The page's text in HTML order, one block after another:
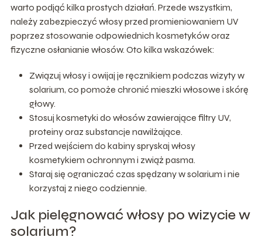
warto podjąć kilka prostych działań. Przede wszystkim,
należy zabezpieczyć włosy przed promieniowaniem UV
poprzez stosowanie odpowiednich kosmetyków oraz
fizyczne osłanianie włosów. Oto kilka wskazówek:
Związuj włosy i owijaj je ręcznikiem podczas wizyty w
solarium, co pomoże chronić mieszki włosowe i skórę
głowy.
Stosuj kosmetyki do włosów zawierające filtry UV,
proteiny oraz substancje nawilżające.
Przed wejściem do kabiny spryskaj włosy
kosmetykiem ochronnym i zwiąż pasma.
Staraj się ograniczać czas spędzany w solarium i nie
korzystaj z niego codziennie.
Jak pielęgnować włosy po wizycie w
solarium?